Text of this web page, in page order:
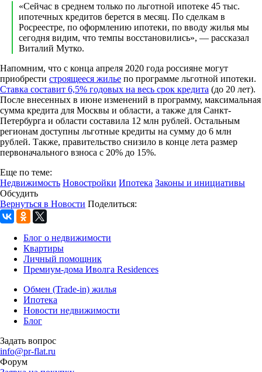
«Сейчас в среднем только по льготной ипотеке 45 тыс.
ипотечных кредитов берется в месяц. По сделкам в
Росреестре, по оформлению ипотеки, по вводу жилья мы
сегодня видим, что темпы восстановились», — рассказал
Виталий Мутко.
Напомним, что с конца апреля 2020 года россияне могут
приобрести строящееся жилье по программе льготной ипотеки.
Ставка составит 6,5% годовых на весь срок кредита (до 20 лет).
После внесенных в июне изменений в программу, максимальная
сумма кредита для Москвы и области, а также для Санкт-
Петербурга и области составила 12 млн рублей. Остальным
регионам доступны льготные кредиты на сумму до 6 млн
рублей. Также, правительство снизило в конце лета размер
первоначального взноса с 20% до 15%.
Еще по теме:
Недвижимость Новостройки Ипотека Законы и инициативы
Обсудить
Вернуться в Новости Поделиться:
Блог о недвижимости
Квартиры
Личный помощник
Премиум-дома Иволга Residences
Обмен (Trade-in) жилья
Ипотека
Новости недвижимости
Блог
Задать вопрос
info@pr-flat.ru
Форум